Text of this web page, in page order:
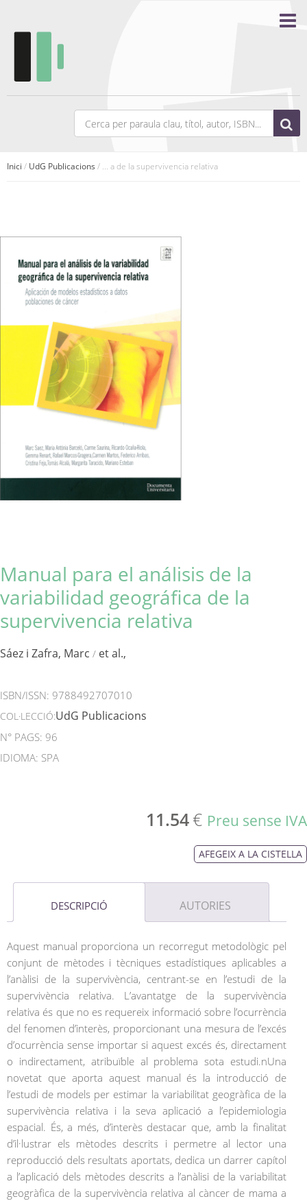
Inici / UdG Publicacions / ... a de la supervivencia relativa
Manual para el análisis de la
variabilidad geográfica de la
supervivencia relativa
Sáez i Zafra, Marc / et al.,
ISBN/ISSN: 9788492707010
COL·LECCIÓ:UdG Publicacions
N° PAGS: 96
IDIOMA: SPA
11.54€ Preu sense IVA
AFEGEIX A LA CISTELLA
DESCRIPCIÓ AUTORIES
Aquest manual proporciona un recorregut metodològic pel
conjunt de mètodes i tècniques estadístiques aplicables a
l’anàlisi de la supervivència, centrant-se en l’estudi de la
supervivència relativa. L’avantatge de la supervivència
relativa és que no es requereix informació sobre l’ocurrència
del fenomen d’interès, proporcionant una mesura de l’excés
d’ocurrència sense importar si aquest excés és, directament
o indirectament, atribuïble al problema sota estudi.nUna
novetat que aporta aquest manual és la introducció de
l’estudi de models per estimar la variabilitat geogràfica de la
supervivència relativa i la seva aplicació a l’epidemiologia
espacial. És, a més, d’interès destacar que, amb la finalitat
d’il·lustrar els mètodes descrits i permetre al lector una
reproducció dels resultats aportats, dedica un darrer capítol
a l’aplicació dels mètodes descrits a l’anàlisi de la variabilitat
geogràfica de la supervivència relativa al càncer de mama a